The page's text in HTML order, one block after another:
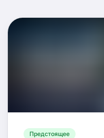
Предстоящее